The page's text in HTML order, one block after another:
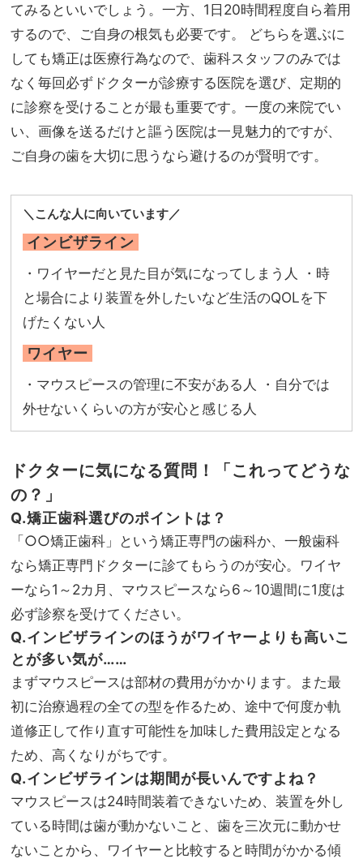
てみるといいでしょう。一方、1日20時間程度自ら着用
するので、ご自身の根気も必要です。 どちらを選ぶに
しても矯正は医療行為なので、歯科スタッフのみでは
なく毎回必ずドクターが診療する医院を選び、定期的
に診察を受けることが最も重要です。一度の来院でい
い、画像を送るだけと謳う医院は一見魅力的ですが、
ご自身の歯を大切に思うなら避けるのが賢明です。
＼こんな人に向いています／
インビザライン
・ワイヤーだと見た目が気になってしまう人 ・時
と場合により装置を外したいなど生活のQOLを下
げたくない人
ワイヤー
・マウスピースの管理に不安がある人 ・自分では
外せないくらいの方が安心と感じる人
ドクターに気になる質問！「これってどうな
の？」
Q.矯正歯科選びのポイントは？
「○○矯正歯科」という矯正専門の歯科か、一般歯科
なら矯正専門ドクターに診てもらうのが安心。ワイヤ
ーなら1～2カ月、マウスピースなら6～10週間に1度は
必ず診察を受けてください。
Q.インビザラインのほうがワイヤーよりも高いこ
とが多い気が……
まずマウスピースは部材の費用がかかります。また最
初に治療過程の全ての型を作るため、途中で何度か軌
道修正して作り直す可能性を加味した費用設定となる
ため、高くなりがちです。
Q.インビザラインは期間が長いんですよね？
マウスピースは24時間装着できないため、装置を外し
ている時間は歯が動かないこと、歯を三次元に動かせ
ないことから、ワイヤーと比較すると時間がかかる傾